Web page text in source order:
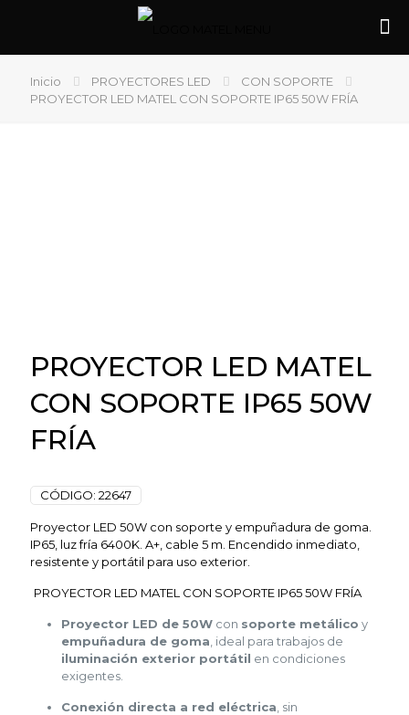
Inicio PROYECTORES LED
CON SOPORTE
PROYECTOR LED MATEL CON SOPORTE IP65 50W FRÍA
PROYECTOR LED MATEL
CON SOPORTE IP65 50W
FRÍA
CÓDIGO: 22647
Proyector LED 50W con soporte y empuñadura de goma.
IP65, luz fría 6400K. A+, cable 5 m. Encendido inmediato,
resistente y portátil para uso exterior.
PROYECTOR LED MATEL CON SOPORTE IP65 50W FRÍA
Proyector LED de 50Wcon soporte metálico y
empuñadura de goma , ideal para trabajos de
iluminación exterior portátil en condiciones
exigentes.
Conexión directa a red eléctrica , sin